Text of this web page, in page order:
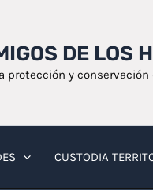
DE LOS
protección y
CUSTODIA